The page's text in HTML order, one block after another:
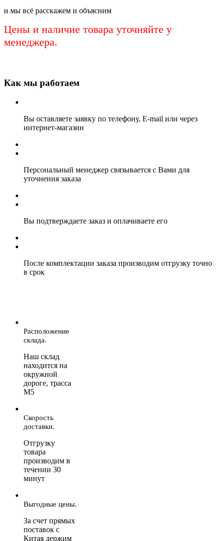
и мы всё расскажем и объясним
Цены и наличие товара уточняйте у
менеджера.
Как мы работаем
Вы оставляете заявку по телефону, E-mail или через
интернет-магазин
Персональный менеджер связывается с Вами для
уточнения заказа
Вы подтверждаете заказ и оплачиваете его
После комплектации заказа производим отгрузку точно
в срок
Расположение
склада.
Наш склад
находится на
окружной
дороге, трасса
М5
Скорость
доставки.
Отгрузку
товара
производим в
течении 30
минут
Выгодные цены.
За счет прямых
поставок с
Китая держим